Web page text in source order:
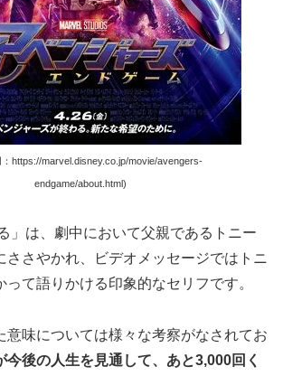
https://marvel.disney.co.jp/movie/avengers-
endgame/about.html)
」は、劇中において父親であるトニー
ささやかれ、ビデオメッセージではトニ
って語りかける印象的なセリフです。
意味については様々な考察がなされてお
今後の人生を見通して、あと3,000回く